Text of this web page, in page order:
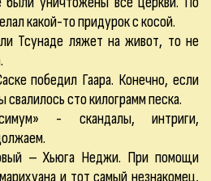
какой-то придурок с косой.
Тсунаде ляжет на живот, то не
победил Гаара. Конечно, если
сто килограмм песка.
- скандалы, интриги,
– Хьюга Неджи. При помощи
и тот самый незнакомец,